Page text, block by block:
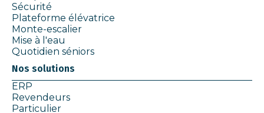
Sécurité
Plateforme élévatrice
Monte-escalier
Mise à l'eau
Quotidien séniors
Nos solutions
ERP
Revendeurs
Particulier